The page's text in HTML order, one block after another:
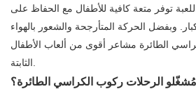
توفر متعة كافية للأطفال مع الحفاظ على
وبفضل الحركة المتأرجحة والشعور بالهواء
الطائرة مشاعر أقوى من ألعاب الأطفال
الثابتة.
الرحلات ركوب الكراسي الطائرة؟